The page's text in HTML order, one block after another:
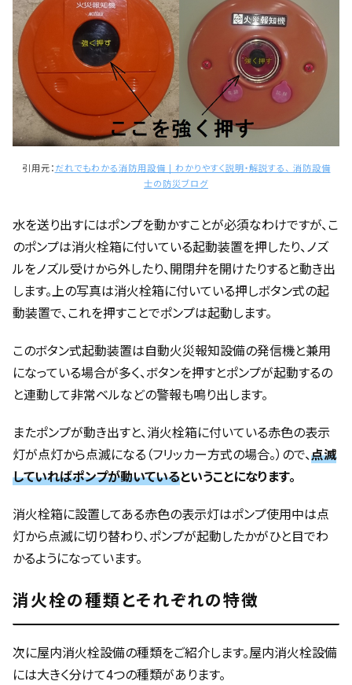
引用元：だれでもわかる消防用設備 | わかりやすく説明・解説する、 消防設備
士の防災ブログ
水を送り出すにはポンプを動かすことが必須なわけですが、こ
のポンプは消火栓箱に付いている起動装置を押したり、ノズ
ルをノズル受けから外したり、開閉弁を開けたりすると動き出
します。上の写真は消火栓箱に付いている押しボタン式の起
動装置で、これを押すことでポンプは起動します。
このボタン式起動装置は自動火災報知設備の発信機と兼用
になっている場合が多く、ボタンを押すとポンプが起動するの
と連動して非常ベルなどの警報も鳴り出します。
またポンプが動き出すと、消火栓箱に付いている赤色の表示
灯が点灯から点滅になる（フリッカー方式の場合。）ので、点滅
していればポンプが動いているということになります。
消火栓箱に設置してある赤色の表示灯はポンプ使用中は点
灯から点滅に切り替わり、ポンプが起動したかがひと目でわ
かるようになっています。
消火栓の種類とそれぞれの特徴
次に屋内消火栓設備の種類をご紹介します。屋内消火栓設備
には大きく分けて4つの種類があります。